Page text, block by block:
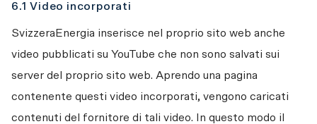
6.1 Video incorporati
SvizzeraEnergia inserisce nel proprio sito web anche
video pubblicati su YouTube che non sono salvati sui
server del proprio sito web. Aprendo una pagina
contenente questi video incorporati, vengono caricati
contenuti del fornitore di tali video. In questo modo il